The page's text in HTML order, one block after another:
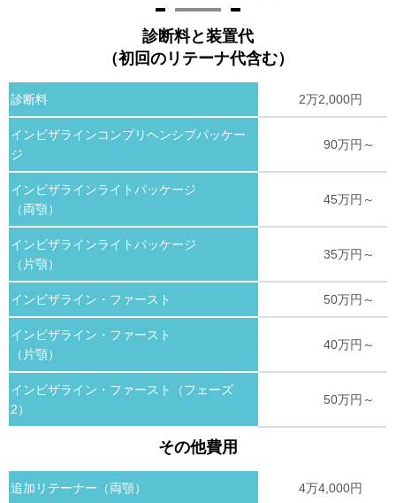
診断料と装置代
（初回のリテーナ代含む）
診断料 2万2,000円
インビザラインコンプリヘンシブパッケー
ジ
90万円～
インビザラインライトパッケージ
（両顎）
45万円～
インビザラインライトパッケージ
（片顎）
35万円～
インビザライン・ファースト 50万円～
インビザライン・ファースト
（片顎）
40万円～
インビザライン・ファースト（フェーズ
2）
50万円～
その他費用
追加リテーナー（両顎） 4万4,000円